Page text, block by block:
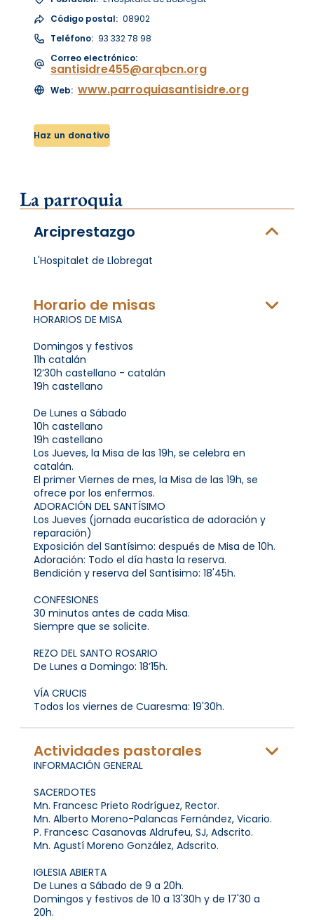
Código postal: 08902
Teléfono: 93 332 78 98
Correo electrónico:
santisidre455@arqbcn.org
Web: www.parroquiasantisidre.org
Haz un donativo
La parroquia
Arciprestazgo
L'Hospitalet de Llobregat
Horario de misas
HORARIOS DE MISA
Domingos y festivos
11h catalán
12’30h castellano - catalán
19h castellano
De Lunes a Sábado
10h castellano
19h castellano
Los Jueves, la Misa de las 19h, se celebra en
catalán.
El primer Viernes de mes, la Misa de las 19h, se
ofrece por los enfermos.
ADORACIÓN DEL SANTÍSIMO
Los Jueves (jornada eucarística de adoración y
reparación)
Exposición del Santísimo: después de Misa de 10h.
Adoración: Todo el día hasta la reserva.
Bendición y reserva del Santísimo: 18'45h.
CONFESIONES
30 minutos antes de cada Misa.
Siempre que se solicite.
REZO DEL SANTO ROSARIO
De Lunes a Domingo: 18’15h.
VÍA CRUCIS
Todos los viernes de Cuaresma: 19'30h.
Actividades pastorales
INFORMACIÓN GENERAL
SACERDOTES
Mn. Francesc Prieto Rodríguez, Rector.
Mn. Alberto Moreno-Palancas Fernández, Vicario.
P. Francesc Casanovas Aldrufeu, SJ, Adscrito.
Mn. Agustí Moreno González, Adscrito.
IGLESIA ABIERTA
De Lunes a Sábado de 9 a 20h.
Domingos y festivos de 10 a 13'30h y de 17'30 a
20h.